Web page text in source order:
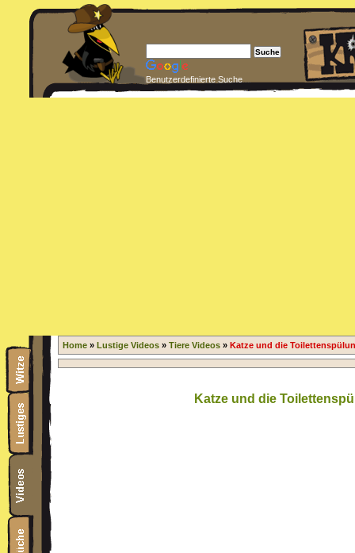
Benutzerdefinierte Suche
Home » Lustige Videos » Tiere Videos » Katze und die
Katze und die